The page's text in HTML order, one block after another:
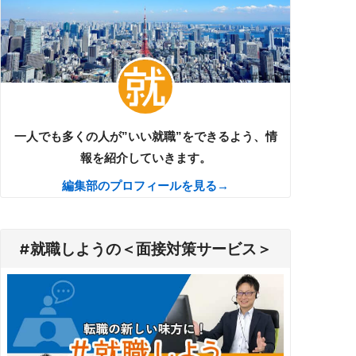
一人でも多くの人が”いい就職”をできるよう、情
報を紹介していきます。
編集部のプロフィールを見る→
#就職しようの＜面接対策サービス＞